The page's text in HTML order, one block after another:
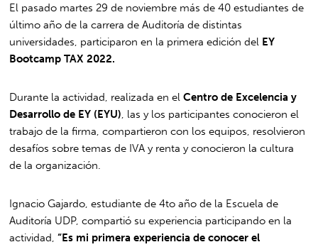
El pasado martes 29 de noviembre más de 40 estudiantes de
último año de la carrera de Auditoría de distintas
universidades, participaron en la primera edición del EY
Bootcamp TAX 2022.
Durante la actividad, realizada en elCentro de Excelencia y
Desarrollo de EY (EYU) , las y los participantes conocieron el
trabajo de la firma, compartieron con los equipos, resolvieron
desafíos sobre temas de IVA y renta y conocieron la cultura
de la organización.
Ignacio Gajardo, estudiante de 4to año de la Escuela de
Auditoría UDP, compartió su experiencia participando en la
actividad,“Es mi primera experiencia de conocer el